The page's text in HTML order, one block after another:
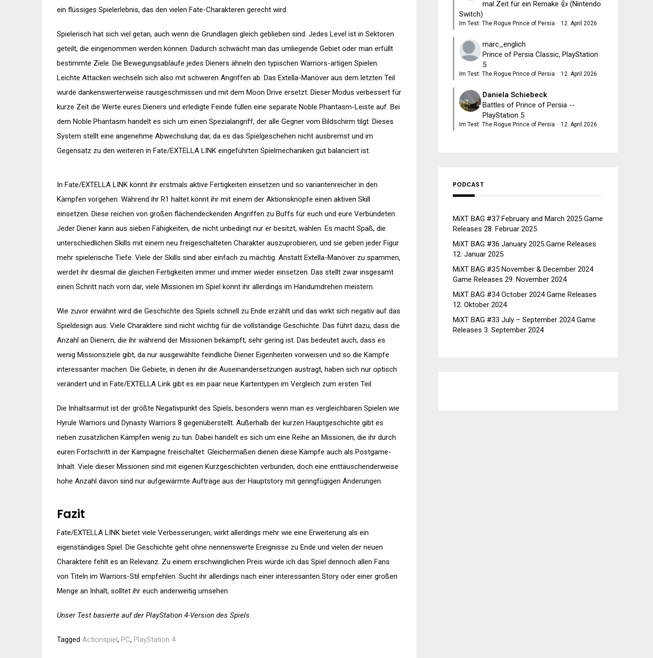
ein flüssiges Spielerlebnis, das den vielen Fate-Charakteren gerecht wird.
Spielerisch hat sich viel getan, auch wenn die Grundlagen gleich geblieben sind. Jedes Level ist in Sektoren
geteilt, die eingenommen werden können. Dadurch schwächt man das umliegende Gebiet oder man erfüllt
bestimmte Ziele. Die Bewegungsabläufe jedes Dieners ähneln den typischen Warriors-artigen Spielen.
Leichte Attacken wechseln sich also mit schweren Angriffen ab. Das Extella-Manöver aus dem letzten Teil
wurde dankenswerterweise rausgeschmissen und mit dem Moon Drive ersetzt. Dieser Modus verbessert für
kurze Zeit die Werte eures Dieners und erledigte Feinde füllen eine separate Noble Phantasm-Leiste auf. Bei
dem Noble Phantasm handelt es sich um einen Spezialangriff, der alle Gegner vom Bildschirm tilgt. Dieses
System stellt eine angenehme Abwechslung dar, da es das Spielgeschehen nicht ausbremst und im
Gegensatz zu den weiteren in Fate/EXTELLA LINK eingeführten Spielmechaniken gut balanciert ist.
In Fate/EXTELLA LINK könnt ihr erstmals aktive Fertigkeiten einsetzen und so variantenreicher in den
Kämpfen vorgehen. Während ihr R1 haltet könnt ihr mit einem der Aktionsknöpfe einen aktiven Skill
einsetzen. Diese reichen von großen flächendeckenden Angriffen zu Buffs für euch und eure Verbündeten.
Jeder Diener kann aus sieben Fähigkeiten, die nicht unbedingt nur er besitzt, wählen. Es macht Spaß, die
unterschiedlichen Skills mit einem neu freigeschalteten Charakter auszuprobieren, und sie geben jeder Figur
mehr spielerische Tiefe. Viele der Skills sind aber einfach zu mächtig. Anstatt Extella-Manöver zu spammen,
werdet ihr diesmal die gleichen Fertigkeiten immer und immer wieder einsetzen. Das stellt zwar insgesamt
einen Schritt nach vorn dar, viele Missionen im Spiel könnt ihr allerdings im Handumdrehen meistern.
Wie zuvor erwähnt wird die Geschichte des Spiels schnell zu Ende erzählt und das wirkt sich negativ auf das
Spieldesign aus. Viele Charaktere sind nicht wichtig für die vollständige Geschichte. Das führt dazu, dass die
Anzahl an Dienern, die ihr während der Missionen bekämpft, sehr gering ist. Das bedeutet auch, dass es
wenig Missionsziele gibt, da nur ausgewählte feindliche Diener Eigenheiten vorweisen und so die Kämpfe
interessanter machen. Die Gebiete, in denen ihr die Auseinandersetzungen austragt, haben sich nur optisch
verändert und in Fate/EXTELLA Link gibt es ein paar neue Kartentypen im Vergleich zum ersten Teil.
Die Inhaltsarmut ist der größte Negativpunkt des Spiels, besonders wenn man es vergleichbaren Spielen wie
Hyrule Warriors und Dynasty Warriors 8 gegenüberstellt. Außerhalb der kurzen Hauptgeschichte gibt es
neben zusätzlichen Kämpfen wenig zu tun. Dabei handelt es sich um eine Reihe an Missionen, die ihr durch
euren Fortschritt in der Kampagne freischaltet. Gleichermaßen dienen diese Kämpfe auch als Postgame-
Inhalt. Viele dieser Missionen sind mit eigenen Kurzgeschichten verbunden, doch eine enttäuschenderweise
hohe Anzahl davon sind nur aufgewärmte Aufträge aus der Hauptstory mit geringfügigen Änderungen.
Fazit
Fate/EXTELLA LINK bietet viele Verbesserungen, wirkt allerdings mehr wie eine Erweiterung als ein
eigenständiges Spiel. Die Geschichte geht ohne nennenswerte Ereignisse zu Ende und vielen der neuen
Charaktere fehlt es an Relevanz. Zu einem erschwinglichen Preis würde ich das Spiel dennoch allen Fans
von Titeln im Warriors-Stil empfehlen. Sucht ihr allerdings nach einer interessanten Story oder einer großen
Menge an Inhalt, solltet ihr euch anderweitig umsehen.
Unser Test basierte auf der PlayStation 4-Version des Spiels.
Tagged Actionspiel, PC, PlayStation 4
mal Zeit für ein Remake 👍 (Nintendo
Switch)
Im Test: The Rogue Prince of Persia · 12. April 2026
marc_englich
Prince of Persia Classic, PlayStation
5
Im Test: The Rogue Prince of Persia · 12. April 2026
Daniela Schiebeck
Battles of Prince of Persia --
PlayStation 5
Im Test: The Rogue Prince of Persia · 12. April 2026
PODCAST
MiXT BAG #37 February and March 2025 Game
Releases 28. Februar 2025
MiXT BAG #36 January 2025 Game Releases
12. Januar 2025
MiXT BAG #35 November & December 2024
Game Releases 29. November 2024
MiXT BAG #34 October 2024 Game Releases
12. Oktober 2024
MiXT BAG #33 July – September 2024 Game
Releases 3. September 2024